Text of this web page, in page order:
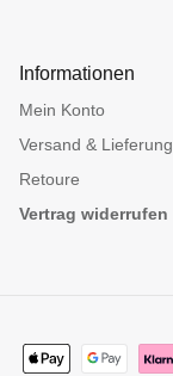
Informationen
Mein Konto
Versand & Lieferung
Retoure
Vertrag widerrufen